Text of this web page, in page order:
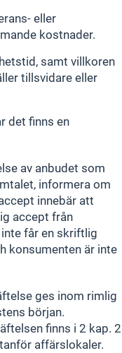
eller
kostnader.
samt villkoren
tillsvidare eller
det finns en
av anbudet som
informera om
innebär att
accept från
får en skriftlig
konsumenten är inte
ges inom rimlig
början.
finns i 2 kap. 2
affärslokaler.